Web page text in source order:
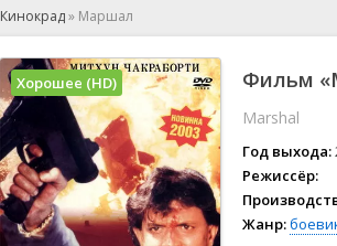
🕺 Мюзикл
👨‍💻
🎤 Ток-
🧙‍♀️
🏅
Кинокрад» Маршал
Фильм
Marshal
Год выхода:
Режиссёр:
Жанр:
Хорошее (HD)